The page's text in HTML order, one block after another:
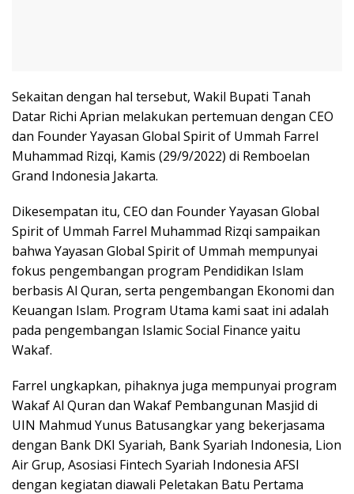
Sekaitan dengan hal tersebut, Wakil Bupati Tanah
Datar Richi Aprian melakukan pertemuan dengan CEO
dan Founder Yayasan Global Spirit of Ummah Farrel
Muhammad Rizqi, Kamis (29/9/2022) di Remboelan
Grand Indonesia Jakarta.
Dikesempatan itu, CEO dan Founder Yayasan Global
Spirit of Ummah Farrel Muhammad Rizqi sampaikan
bahwa Yayasan Global Spirit of Ummah mempunyai
fokus pengembangan program Pendidikan Islam
berbasis Al Quran, serta pengembangan Ekonomi dan
Keuangan Islam. Program Utama kami saat ini adalah
pada pengembangan Islamic Social Finance yaitu
Wakaf.
Farrel ungkapkan, pihaknya juga mempunyai program
Wakaf Al Quran dan Wakaf Pembangunan Masjid di
UIN Mahmud Yunus Batusangkar yang bekerjasama
dengan Bank DKI Syariah, Bank Syariah Indonesia, Lion
Air Grup, Asosiasi Fintech Syariah Indonesia AFSI
dengan kegiatan diawali Peletakan Batu Pertama